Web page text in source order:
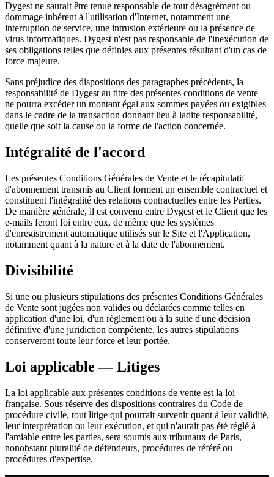
Dygest ne saurait être tenue responsable de tout désagrément ou
dommage inhérent à l'utilisation d'Internet, notamment une
interruption de service, une intrusion extérieure ou la présence de
virus informatiques. Dygest n'est pas responsable de l'inexécution de
ses obligations telles que définies aux présentes résultant d'un cas de
force majeure.
Sans préjudice des dispositions des paragraphes précédents, la
responsabilité de Dygest au titre des présentes conditions de vente
ne pourra excéder un montant égal aux sommes payées ou exigibles
dans le cadre de la transaction donnant lieu à ladite responsabilité,
quelle que soit la cause ou la forme de l'action concernée.
Intégralité de l'accord
Les présentes Conditions Générales de Vente et le récapitulatif
d'abonnement transmis au Client forment un ensemble contractuel et
constituent l'intégralité des relations contractuelles entre les Parties.
De manière générale, il est convenu entre Dygest et le Client que les
e-mails feront foi entre eux, de même que les systèmes
d'enregistrement automatique utilisés sur le Site et l'Application,
notamment quant à la nature et à la date de l'abonnement.
Divisibilité
Si une ou plusieurs stipulations des présentes Conditions Générales
de Vente sont jugées non valides ou déclarées comme telles en
application d'une loi, d'un règlement ou à la suite d'une décision
définitive d'une juridiction compétente, les autres stipulations
conserveront toute leur force et leur portée.
Loi applicable — Litiges
La loi applicable aux présentes conditions de vente est la loi
française. Sous réserve des dispositions contraires du Code de
procédure civile, tout litige qui pourrait survenir quant à leur validité,
leur interprétation ou leur exécution, et qui n'aurait pas été réglé à
l'amiable entre les parties, sera soumis aux tribunaux de Paris,
nonobstant pluralité de défendeurs, procédures de référé ou
procédures d'expertise.